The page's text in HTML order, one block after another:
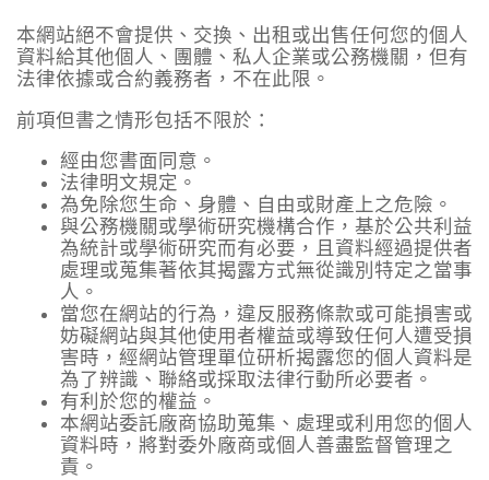
本網站絕不會提供、交換、出租或出售任何您的個人
資料給其他個人、團體、私人企業或公務機關，但有
法律依據或合約義務者，不在此限。
前項但書之情形包括不限於：
經由您書面同意。
法律明文規定。
為免除您生命、身體、自由或財產上之危險。
與公務機關或學術研究機構合作，基於公共利益
為統計或學術研究而有必要，且資料經過提供者
處理或蒐集著依其揭露方式無從識別特定之當事
人。
當您在網站的行為，違反服務條款或可能損害或
妨礙網站與其他使用者權益或導致任何人遭受損
害時，經網站管理單位研析揭露您的個人資料是
為了辨識、聯絡或採取法律行動所必要者。
有利於您的權益。
本網站委託廠商協助蒐集、處理或利用您的個人
資料時，將對委外廠商或個人善盡監督管理之
責。